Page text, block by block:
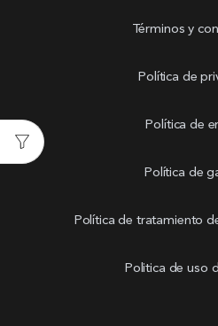
Términos y
Política de
Política de
Política de
Política de tratamiento
Politica de uso